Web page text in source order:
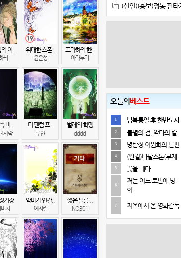
이..
늬
위대한 스폰..
윤은성
프라하의 한..
아라누리
비..
사람
더 팬텀 프..
루얀
벌레의 혁명
dddd
거장
치
악마가 인간..
예지린
짧은 필름 ..
NO301
(신인)(홍보)정통 판
오늘의 베스트
1 남북통일 후 한반도사
2 불멸의 검, 악마의 칼
3 명탐정 이원희의 단편
4 (완결)바탈스톤(부제:
5 꽃을 베다
6
저는 어느 로판에 빙
의
7 지옥에서 온 영화감독